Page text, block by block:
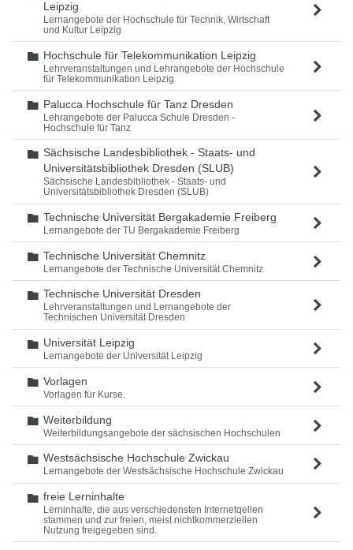
Leipzig
Lernangebote der Hochschule für Technik, Wirtschaft
und Kultur Leipzig
Ordner
Hochschule für Telekommunikation Leipzig
Lehrveranstaltungen und Lehrangebote der Hochschule
für Telekommunikation Leipzig
Ordner
Palucca Hochschule für Tanz Dresden
Lehrangebote der Palucca Schule Dresden -
Hochschule für Tanz
Ordner
Sächsische Landesbibliothek - Staats- und
Universitätsbibliothek Dresden (SLUB)
Sächsische Landesbibliothek - Staats- und
Universitätsbibliothek Dresden (SLUB)
Ordner
Technische Universität Bergakademie Freiberg
Lernangebote der TU Bergakademie Freiberg
Ordner
Technische Universität Chemnitz
Lernangebote der Technische Universität Chemnitz
Ordner
Technische Universität Dresden
Lehrveranstaltungen und Lernangebote der
Technischen Universität Dresden
Ordner
Universität Leipzig
Lernangebote der Universität Leipzig
Ordner
Vorlagen
Vorlagen für Kurse.
Ordner
Weiterbildung
Weiterbildungsangebote der sächsischen Hochschulen
Ordner
Westsächsische Hochschule Zwickau
Lernangebote der Westsächsische Hochschule Zwickau
Ordner
freie Lerninhalte
Lerninhalte, die aus verschiedensten Internetqellen
stammen und zur freien, meist nichtkommerziellen
Nutzung freigegeben sind.